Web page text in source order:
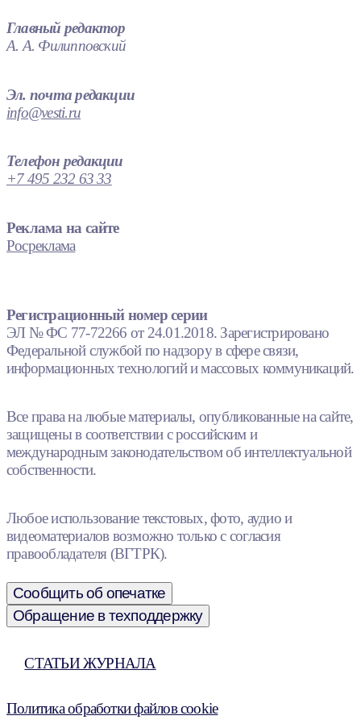
Главный редактор
А. А. Филипповский
Эл. почта редакции
info@vesti.ru
Телефон редакции
+7 495 232 63 33
Реклама на сайте
Росреклама
Регистрационный номер серии
ЭЛ № ФС 77-72266 от 24.01.2018. Зарегистрировано
Федеральной службой по надзору в сфере связи,
информационных технологий и массовых коммуникаций.
Все права на любые материалы, опубликованные на сайте,
защищены в соответствии с российским и
международным законодательством об интеллектуальной
собственности.
Любое использование текстовых, фото, аудио и
видеоматериалов возможно только с согласия
правообладателя (ВГТРК).
Сообщить об опечатке
Обращение в техподдержку
СТАТЬИ ЖУРНАЛА
Политика обработки файлов cookie